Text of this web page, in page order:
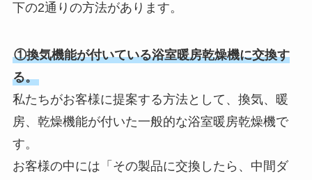
下の2通りの方法があります。
①換気機能が付いている浴室暖房乾燥機に交換す
る。
私たちがお客様に提案する方法として、換気、暖
房、乾燥機能が付いた一般的な浴室暖房乾燥機で
す。
お客様の中には「その製品に交換したら、中間ダ